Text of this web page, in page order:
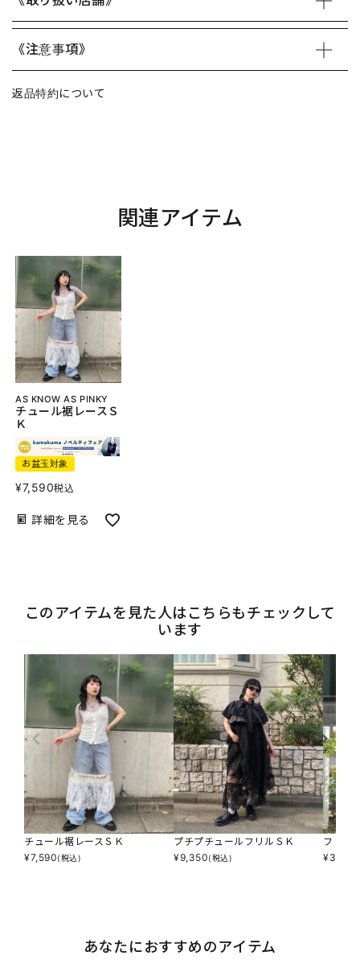
《注意事項》
返品特約について
関連アイテム
AS KNOW AS PINKY
チュール裾レースＳ
Ｋ
お盆玉対象
¥7,590税込
詳細を見る
このアイテムを見た人はこちらもチェックして
います
チュール裾レースＳＫ
¥7,590(税込)
プチプチュールフリルＳＫ
¥9,350(税込)
フリフ
¥3,795
あなたにおすすめのアイテム